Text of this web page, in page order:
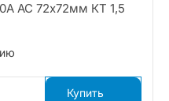
AC 72х72мм КТ 1,5
Купить